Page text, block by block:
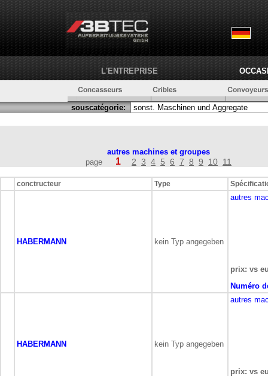
L'ENTREPRISE
souscatégorie:
autres machines et groupes
page
1 2 3 4 5 6 7 8 9 10 11
conctructeur Type
HABERMANN kein Typ angegeben
autres
prix: vs
Numéro
HABERMANN kein Typ angegeben
autres
prix: vs